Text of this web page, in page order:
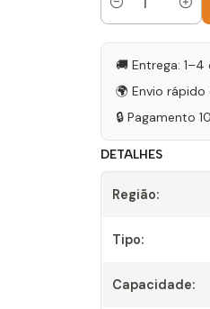
Quantidade
🚚 Entrega: 1–4
🌍 Envio rápido
🔒 Pagamento
DETALHES
Região:
Tipo:
Capacidade: